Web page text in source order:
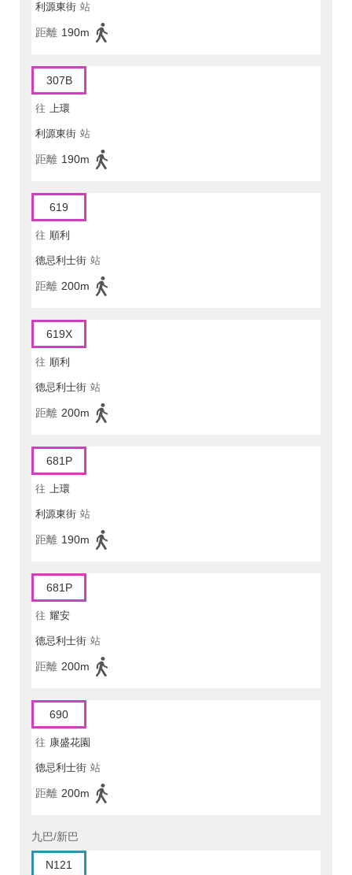
利源東街 站
距離 190m
307B
往 上環
利源東街 站
距離 190m
619
往 順利
德忌利士街 站
距離 200m
619X
往 順利
德忌利士街 站
距離 200m
681P
往 上環
利源東街 站
距離 190m
681P
往 耀安
德忌利士街 站
距離 200m
690
往 康盛花園
德忌利士街 站
距離 200m
九巴/新巴
N121